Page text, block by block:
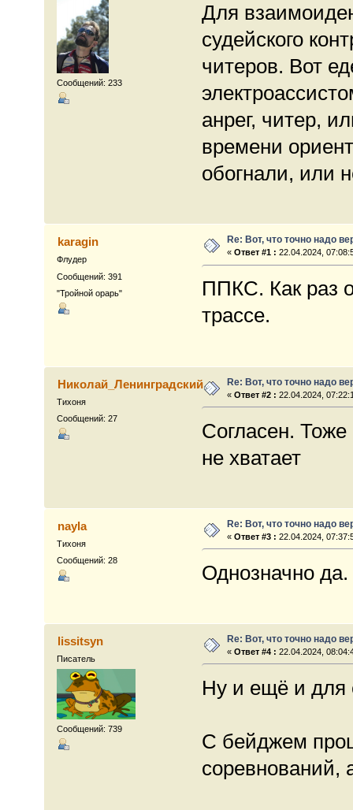
Сообщений: 233
Для
судейского
читеров. Вот
анрег, читер,
времени
обогнали, или
karagin
Флудер
Сообщений: 391
"Тройной орарь"
Re: Вот, что точно надо
«Ответ #1 : 22.04.2024,
ППКС. Как раз
трассе.
Николай_Ленинградский
Тихоня
Сообщений: 27
Re: Вот, что точно надо
«Ответ #2 : 22.04.2024,
Согласен.
не хватает
nayla
Тихоня
Сообщений: 28
Re: Вот, что точно надо
«Ответ #3 : 22.04.2024,
Однозначно да.
lissitsyn
Писатель
Сообщений: 739
Re: Вот, что точно надо
«Ответ #4 : 22.04.2024,
Ну и ещё и для
С бейджем
соревнований,